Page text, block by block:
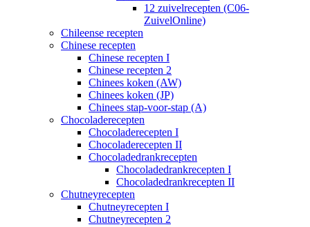
12 zuivelrecepten (C06-
ZuivelOnline)
Chileense recepten
Chinese recepten
Chinese recepten I
Chinese recepten 2
Chinees koken (AW)
Chinees koken (JP)
Chinees stap-voor-stap (A)
Chocoladerecepten
Chocoladerecepten I
Chocoladerecepten II
Chocoladedrankrecepten
Chocoladedrankrecepten I
Chocoladedrankrecepten II
Chutneyrecepten
Chutneyrecepten I
Chutneyrecepten 2